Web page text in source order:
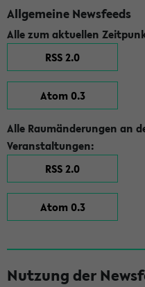
Allgemeine Newsfeeds
Alle zum aktuellen
RSS 2.0
Atom 0.3
Alle Raumänderungen an
Veranstaltungen:
RSS 2.0
Atom 0.3
Nutzung der